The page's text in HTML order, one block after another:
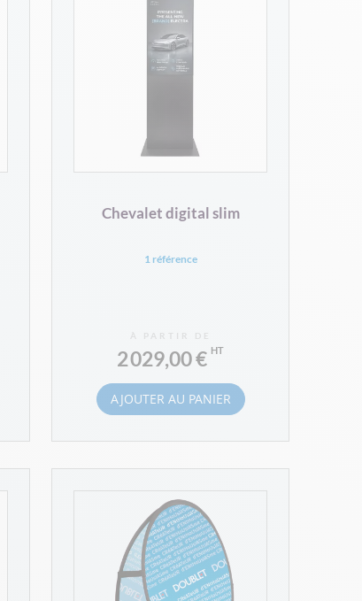
Chevalet digital slim
1 référence
À PARTIR DE
2 029,00 €
AJOUTER AU PANIER